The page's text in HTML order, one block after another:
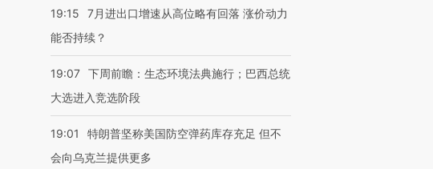
19:15
7月进出口增速从高位略有回落 涨价动力
能否持续？
19:07 下周前瞻：生态环境法典施行；巴西总统
大选进入竞选阶段
19:01
特朗普坚称美国防空弹药库存充足 但不
会向乌克兰提供更多